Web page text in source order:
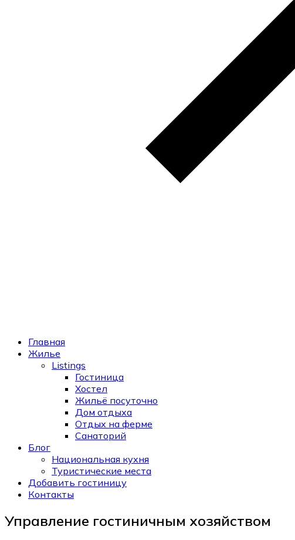
Главная
Жилье
Listings
Гостиница
Хостел
Жильё посуточно
Дом отдыха
Отдых на ферме
Санаторий
Блог
Национальная кухня
Туристические места
Добавить гостиницу
Контакты
Управление гостиничным хозяйством